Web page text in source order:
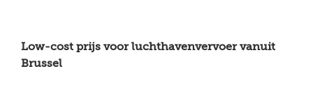
Low-cost prijs voor luchthavenvervoer vanuit
Brussel